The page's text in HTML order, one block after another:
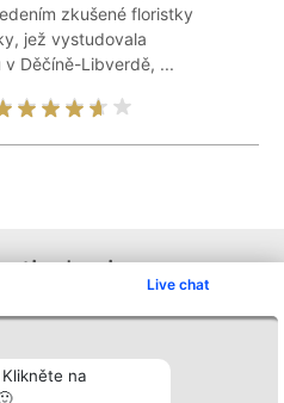
Live chat
na
zkušené floristky
jež vystudovala
Děčíně-Libverdě, ...
z kraje
všech